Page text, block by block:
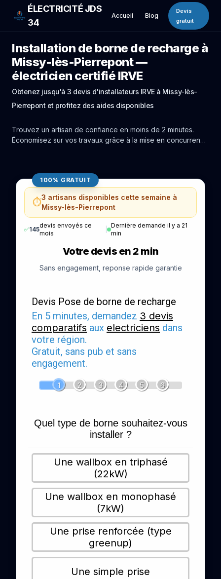
ÉLECTRICITÉ JDS
34
Accueil Blog
Devis
gratuit
Installation de borne de recharge à
Missy-lès-Pierrepont —
électricien certifié IRVE
Obtenez jusqu'à 3 devis d'installateurs IRVE à Missy-lès-
Pierrepont et profitez des aides disponibles
Trouvez un artisan de confiance en moins de 2 minutes.
Économisez sur vos travaux grâce à la mise en concurrence
100% GRATUIT
⏱️3 artisans disponibles cette semaine à
Missy-lès-Pierrepont
✅145
devis envoyés ce
mois
|
Dernière demande il y a 21
min
Votre devis en 2 min
Sans engagement, reponse rapide garantie
Devis Pose de borne de recharge
En 5 minutes, demandez 3 devis
comparatifs aux electriciens dans
votre région.
Gratuit, sans pub et sans
engagement.
1 2 3 4 5 6
Quel type de borne souhaitez-vous
installer ?
Une wallbox en triphasé
(22kW)
Une wallbox en monophasé
(7kW)
Une prise renforcée (type
greenup)
Une simple prise